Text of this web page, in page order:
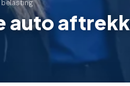
belasting
auto